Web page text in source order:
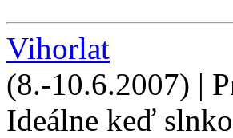
Vihorlat
(8.-10.6.2007) |
Ideálne keď